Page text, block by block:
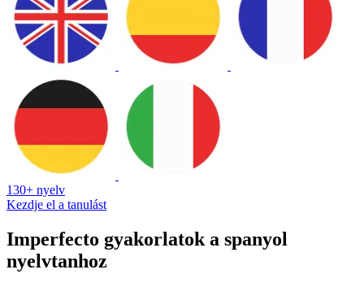
130+ nyelv
Kezdje el a tanulást
Imperfecto gyakorlatok a spanyol
nyelvtanhoz